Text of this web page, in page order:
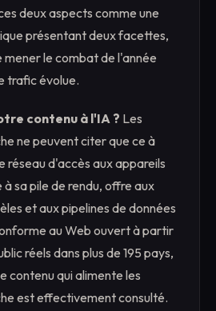
deux aspects comme une
présentant deux facettes,
mener le combat de l'année
trafic évolue.
contenu à l'IA ? Les
ne peuvent citer que ce à
réseau d'accès aux appareils
à sa pile de rendu, offre aux
et aux pipelines de données
au Web ouvert à partir
réels dans plus de 195 pays,
contenu qui alimente les
est effectivement consulté.